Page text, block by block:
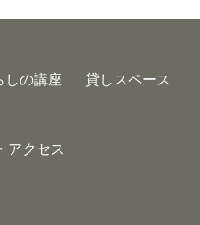
しの講座 貸しスペース
アクセス